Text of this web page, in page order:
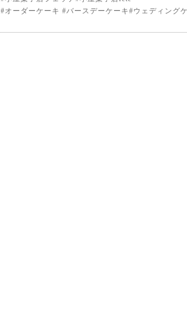
#オーダーケーキ #バースデーケーキ#ウェディング